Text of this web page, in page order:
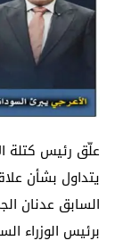
علّق رئيس كتلة
يتداول بشأن
السابق عدنان
برئيس الوزراء